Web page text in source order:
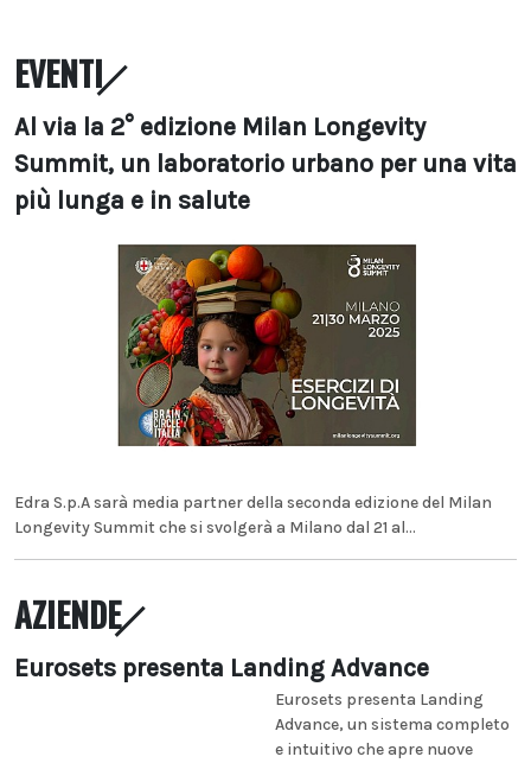
EVENTI
Al via la 2° edizione Milan Longevity
Summit, un laboratorio urbano per una vita
più lunga e in salute
Edra S.p.A sarà media partner della seconda edizione del Milan
Longevity Summit che si svolgerà a Milano dal 21 al...
AZIENDE
Eurosets presenta Landing Advance
Eurosets presenta Landing
Advance, un sistema completo
e intuitivo che apre nuove